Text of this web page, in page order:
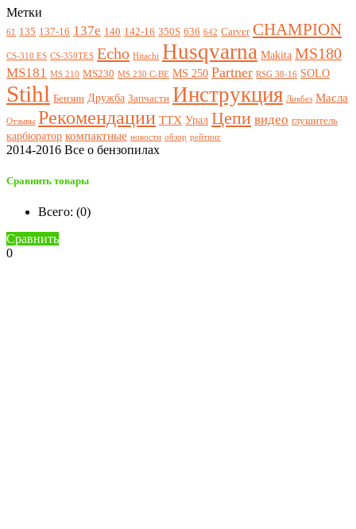
Метки
61 135 137-16 137e 140 142-16 350S 636 642 Carver CHAMPION
CS-310 ES CS-350TES Echo Hitachi Husqvarna Makita MS180
MS181 MS 210 MS230 MS 230 C-BE MS 250 Partner RSG 38-16 SOLO
Stihl Бензин Дружба Запчасти Инструкция Ликбез Масла
Отзывы Рекомендации ТТХ Урал Цепи видео глушитель
карбюратор компактные новости обзор рейтинг
2014-2016 Все о бензопилах
Сравнить товары
Всего: (0)
Сравнить
0